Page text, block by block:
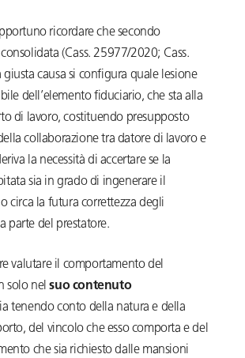
ricordare che secondo
(Cass. 25977/2020; Cass.
causa si configura quale lesione
dell’elemento fiduciario, che sta alla
di lavoro, costituendo presupposto
collaborazione tra datore di lavoro e
la necessità di accertare se la
sia in grado di ingenerare il
circa la futura correttezza degli
parte del prestatore.
valutare il comportamento del
solo nelsuo contenuto
tenendo conto della natura e della
del vincolo che esso comporta e del
che sia richiesto dalle mansioni